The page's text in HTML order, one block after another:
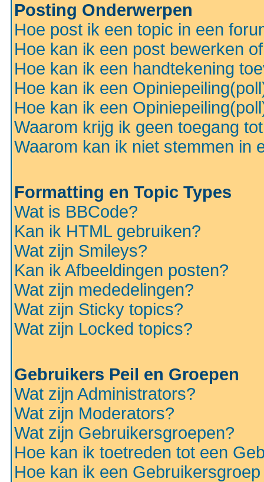
Posting Onderwerpen
Hoe post ik een topic in een
Hoe kan ik een post bewerken
Hoe kan ik een handtekening
Hoe kan ik een
Hoe kan ik een
Waarom krijg ik geen toegang
Waarom kan ik niet stemmen in
Formatting en Topic Types
Wat is BBCode?
Kan ik HTML gebruiken?
Wat zijn Smileys?
Kan ik Afbeeldingen posten?
Wat zijn mededelingen?
Wat zijn Sticky topics?
Wat zijn Locked topics?
Gebruikers Peil en Groepen
Wat zijn Administrators?
Wat zijn Moderators?
Wat zijn Gebruikersgroepen?
Hoe kan ik toetreden tot een
Hoe kan ik een